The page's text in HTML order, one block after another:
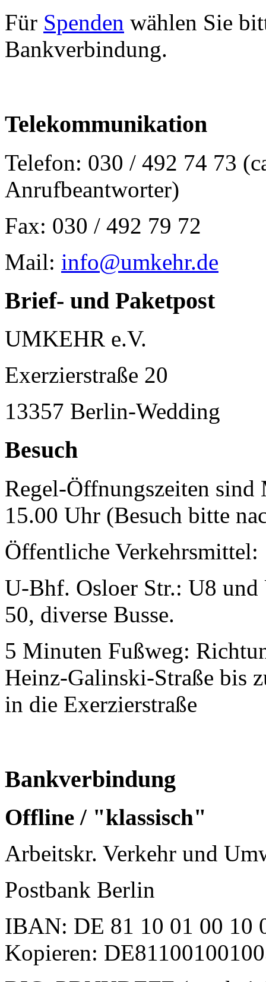
Für Spenden wählen Sie
Bankverbindung.
Telekommunikation
Telefon: 030 / 492 74 73
Anrufbeantworter)
Fax: 030 / 492 79 72
Mail: info@umkehr.de
Brief- und Paketpost
UMKEHR e.V.
Exerzierstraße 20
13357 Berlin-Wedding
Besuch
Regel-Öffnungszeiten
15.00 Uhr (Besuch bitte
Öffentliche Verkehrsmittel:
U-Bhf. Osloer Str.: U8
50, diverse Busse.
5 Minuten Fußweg:
Heinz-Galinski-Straße bis
in die Exerzierstraße
Bankverbindung
Offline / "klassisch"
Arbeitskr. Verkehr und
Postbank Berlin
IBAN: DE 81 10 01 00 10
Kopieren: